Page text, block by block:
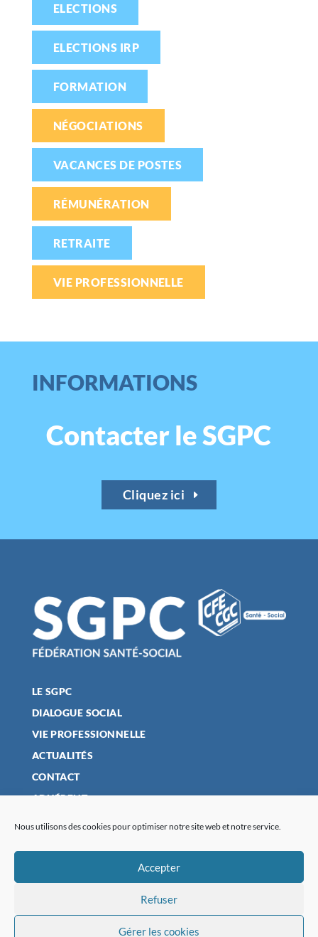
Nous utilisons des cookies pour optimiser notre site web et notre service.
Accepter
Refuser
Gérer les cookies
ELECTIONS
ELECTIONS IRP
FORMATION
NÉGOCIATIONS
VACANCES DE POSTES
RÉMUNÉRATION
RETRAITE
VIE PROFESSIONNELLE
INFORMATIONS
Contacter le SGPC
Cliquez ici
LE SGPC
DIALOGUE SOCIAL
VIE PROFESSIONNELLE
ACTUALITÉS
CONTACT
ADHÉRENT
POLITIQUE DE CONFIDENTIALITÉ
POLITIQUE DE COOKIES (UE)